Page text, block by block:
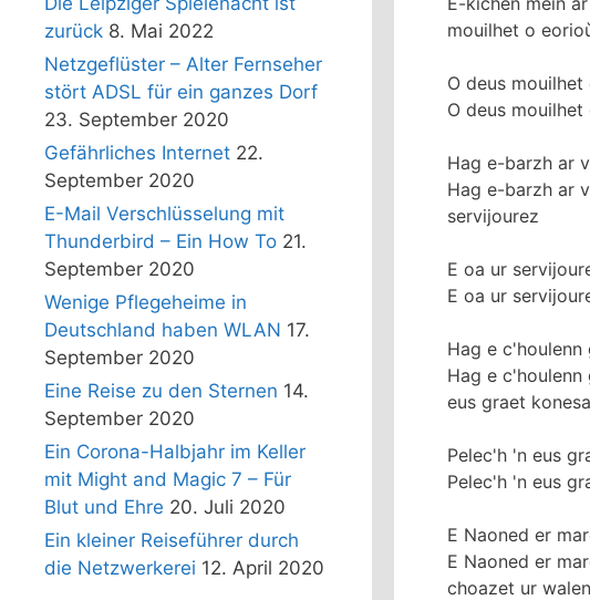
mouilhet o
O deus
O deus mouilhet
Hag e-barzh ar
Hag e-barzh ar
servijourez
E oa ur
E oa ur
Hag e c'houlenn
Hag e
eus graet
Pelec'h 'n eus
Pelec'h 'n eus
E Naoned er
E Naoned er
choazet ur
zurück 8. Mai 2022
Netzgeflüster – Alter Fernseher
stört ADSL für ein ganzes Dorf
23. September 2020
Gefährliches Internet 22.
September 2020
E-Mail Verschlüsselung mit
Thunderbird – Ein How To 21.
September 2020
Wenige Pflegeheime in
Deutschland haben WLAN 17.
September 2020
Eine Reise zu den Sternen 14.
September 2020
Ein Corona-Halbjahr im Keller
mit Might and Magic 7 – Für
Blut und Ehre 20. Juli 2020
Ein kleiner Reiseführer durch
die Netzwerkerei 12. April 2020